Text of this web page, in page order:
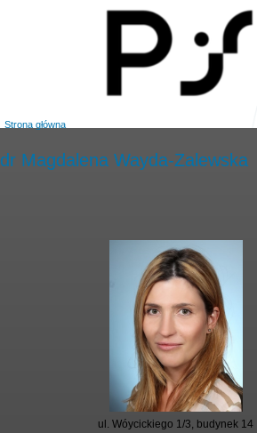
Strona główna
dr Magdalena Wayda-Zalewska
ul. Wóycickiego 1/3, budynek 14